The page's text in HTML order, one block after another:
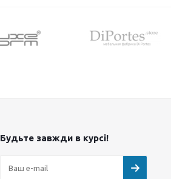
Будьте завжди в курсі!